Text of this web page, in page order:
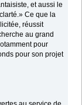
et aussi le
Ce que la
réussit
au grand
pour
pour son projet